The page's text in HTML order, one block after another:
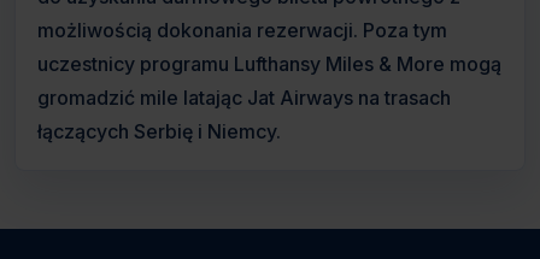
możliwością dokonania rezerwacji. Poza tym
uczestnicy programu Lufthansy Miles & More mogą
gromadzić mile latając Jat Airways na trasach
łączących Serbię i Niemcy.